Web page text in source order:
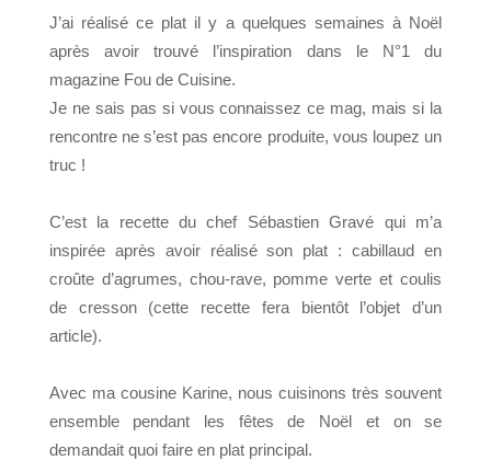
J’ai réalisé ce plat il y a quelques semaines à Noël
après avoir trouvé l’inspiration dans le N°1 du
magazine Fou de Cuisine.
Je ne sais pas si vous connaissez ce mag, mais si la
rencontre ne s’est pas encore produite, vous loupez un
truc !
C’est la recette du chef Sébastien Gravé qui m’a
inspirée après avoir réalisé son plat : cabillaud en
croûte d’agrumes, chou-rave, pomme verte et coulis
de cresson (cette recette fera bientôt l’objet d’un
article).
Avec ma cousine Karine, nous cuisinons très souvent
ensemble pendant les fêtes de Noël et on se
demandait quoi faire en plat principal.